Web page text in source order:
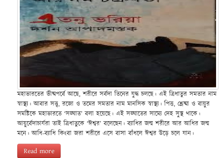
মহাভারতের ভীষ্মপর্বে আছে, শরীরে সর্বদা তিনের যুদ্ধ চলছে। এই ত্রিধাতুর সমতার নাম
স্বাস্থ্য। আবার সত্ত্ব, রজো ও তমের সমতার নাম মানসিক স্বাস্থ্য। পিত্ত, শ্লেষ্মা ও বায়ুর
সমষ্টিকে মহাভারতে ‘সঙ্ঘাত’ বলা হয়েছে। এই সঙ্ঘাতের সাম্যে দেহ সুস্থ থাকে।
আয়ুর্বেদাচার্যরা তাই ত্রিধাতুকে ‘ঈশ্বর’ বলেছেন। ব্যাধির জন্ম শরীরে আর আধির জন্ম
মনে। আধি-ব্যাধি কিংবা জরা শরীরে এসে বাসা বাঁধলে ঈশ্বর উড়ে চলে যান।
Read more